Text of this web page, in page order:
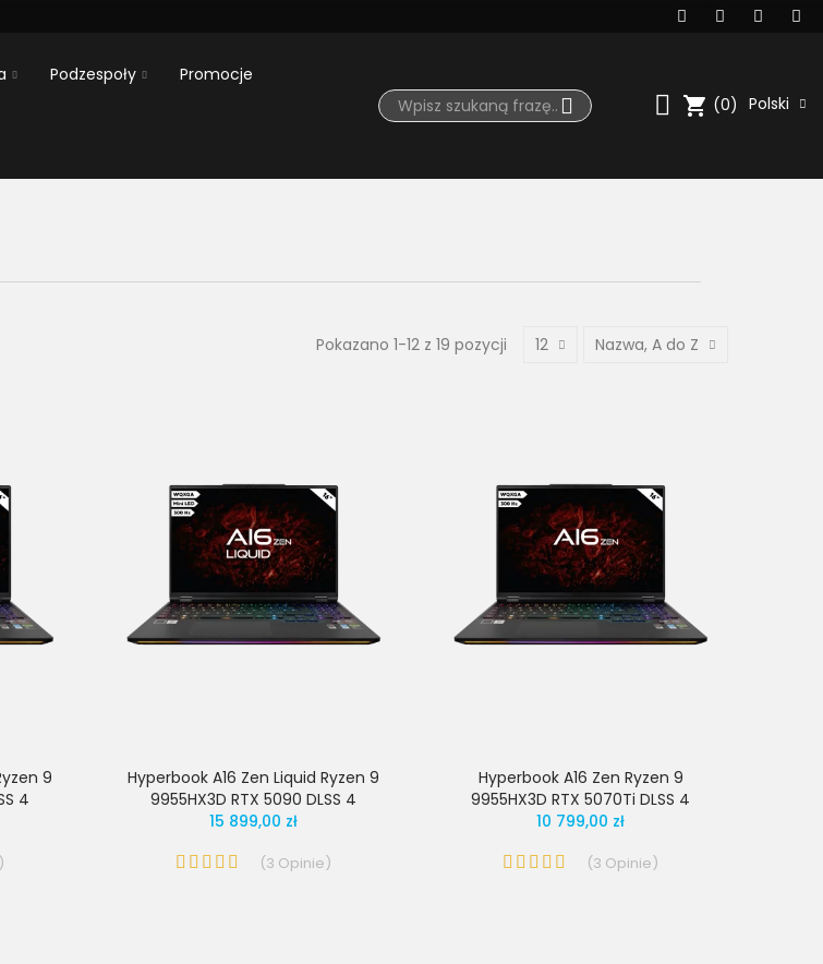
Podzespoły Promocje
shopping_cart (0) Polski
Pokazano 1-12 z 19 pozycji 12 Nazwa, A do Z
9
4
)
Hyperbook A16 Zen Liquid Ryzen 9
9955HX3D RTX 5090 DLSS 4
15 899,00 zł
(3 Opinie)
Hyperbook A16 Zen Ryzen 9
9955HX3D RTX 5070Ti DLSS 4
10 799,00 zł
(3 Opinie)